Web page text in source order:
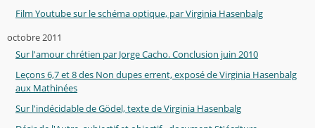
Film Youtube sur le schéma optique, par Virginia Hasenbalg
octobre 2011
Sur l'amour chrétien par Jorge Cacho. Conclusion juin 2010
Leçons 6,7 et 8 des Non dupes errent, exposé de Virginia Hasenbalg
aux Mathinées
Sur l'indécidable de Gödel, texte de Virginia Hasenbalg